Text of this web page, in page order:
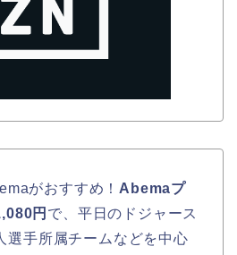
がおすすめ！ Abemaプ
円 で、平日のドジャース
選手所属チームなどを中心